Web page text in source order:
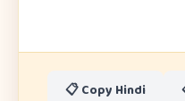
📋 Copy Hindi